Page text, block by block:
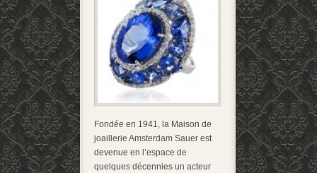
Fondée en 1941, la Maison de
joaillerie Amsterdam Sauer est
devenue en l’espace de
quelques décennies un acteur